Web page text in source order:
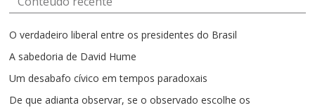
O verdadeiro liberal entre os presidentes do Brasil
A sabedoria de David Hume
Um desabafo cívico em tempos paradoxais
De que adianta observar, se o observado escolhe os